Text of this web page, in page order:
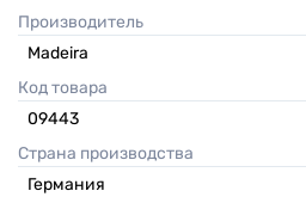
Производитель
Madeira
Код товара
09443
Страна производства
Германия